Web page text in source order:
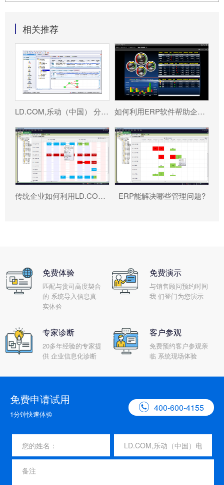
相关推荐
LD.COM,乐动（中国） 分为哪几种类型? 如何利用ERP软件帮助企业更好地规避风险?
传统企业如何利用LD.COM,乐动（中国） 重塑竞争力? ERP能解决哪些管理问题?
免费体验
匹配与贵司高度契合
的 系统导入信息真
实体验
免费演示
与销售顾问预约时间
我 们登门为您演示
专家诊断
20多年经验的专家提
供 企业信息化诊断
客户参观
免费预约客户参观亲
临 系统现场体验
免费申请试用
1分钟快速体验
 400-600-4155